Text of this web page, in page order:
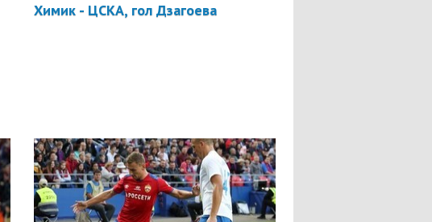
Химик - ЦСКА, гол Дзагоева